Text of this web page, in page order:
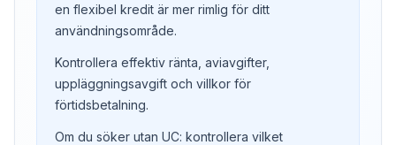
en flexibel kredit är mer rimlig för ditt
användningsområde.
Kontrollera effektiv ränta, aviavgifter,
uppläggningsavgift och villkor för
förtidsbetalning.
Om du söker utan UC: kontrollera vilket